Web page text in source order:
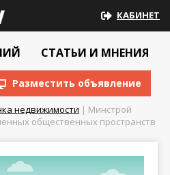
КАБИНЕТ
СТАТЬИ И МНЕНИЯ
Разместить объявление
недвижимости | Минстрой
общественных пространств